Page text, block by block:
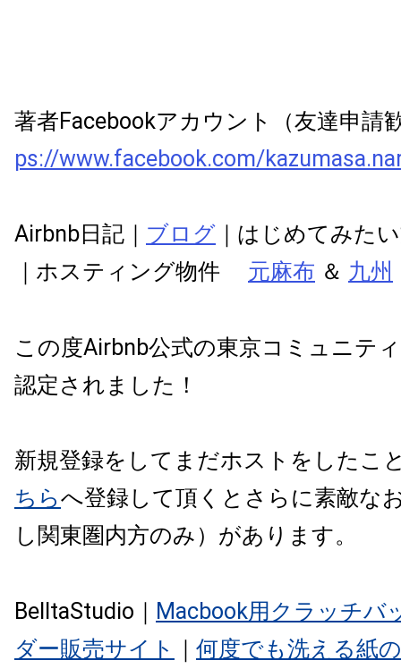
著者Facebookアカウント（友達申請
ps://www.facebook.com/
Airbnb日記｜ ブログ ｜はじめてみた
｜ホスティング物件 元麻布 ＆ 九州
この度Airbnb公式の東京コミュニテ
認定されました！
新規登録をしてまだホストをしたこ
ちらへ登録して頂くとさらに素敵な
し関東圏内方のみ）があります。
BelltaStudio｜ Macbook用クラッチ
ダー販売サイト
｜ 何度でも洗える紙